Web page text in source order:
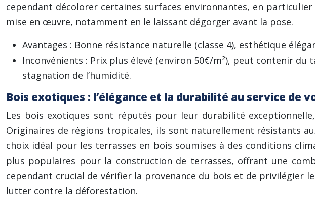
cependant décolorer certaines surfaces environnantes, en
mise en œuvre, notamment en le laissant dégorger avant la pose.
Avantages : Bonne résistance naturelle (classe 4), esthétique
Inconvénients : Prix plus élevé (environ 50€/m²), peut contenir
stagnation de l’humidité.
Bois exotiques : l’élégance et la durabilité au service de
Les bois exotiques sont réputés pour leur durabilité
Originaires de régions tropicales, ils sont naturellement résistants
choix idéal pour les terrasses en bois soumises à des conditions
plus populaires pour la construction de terrasses, offrant une
cependant crucial de vérifier la provenance du bois et de privilégier
lutter contre la déforestation.